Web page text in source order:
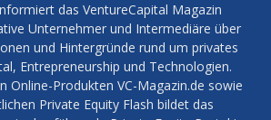
das VentureCapital Magazin
Unternehmer und Intermediäre über
und Hintergründe rund um privates
Entrepreneurship und Technologien.
Online-Produkten VC-Magazin.de sowie
Private Equity Flash bildet das